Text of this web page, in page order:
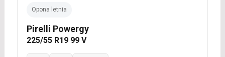
Opona letnia
Pirelli Powergy
225/55 R19 99 V